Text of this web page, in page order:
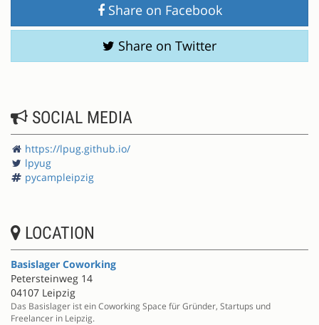
Share on Facebook
Share on Twitter
SOCIAL MEDIA
https://lpug.github.io/
lpyug
pycampleipzig
LOCATION
Basislager Coworking
Petersteinweg 14
04107 Leipzig
Das Basislager ist ein Coworking Space für Gründer, Startups und
Freelancer in Leipzig.